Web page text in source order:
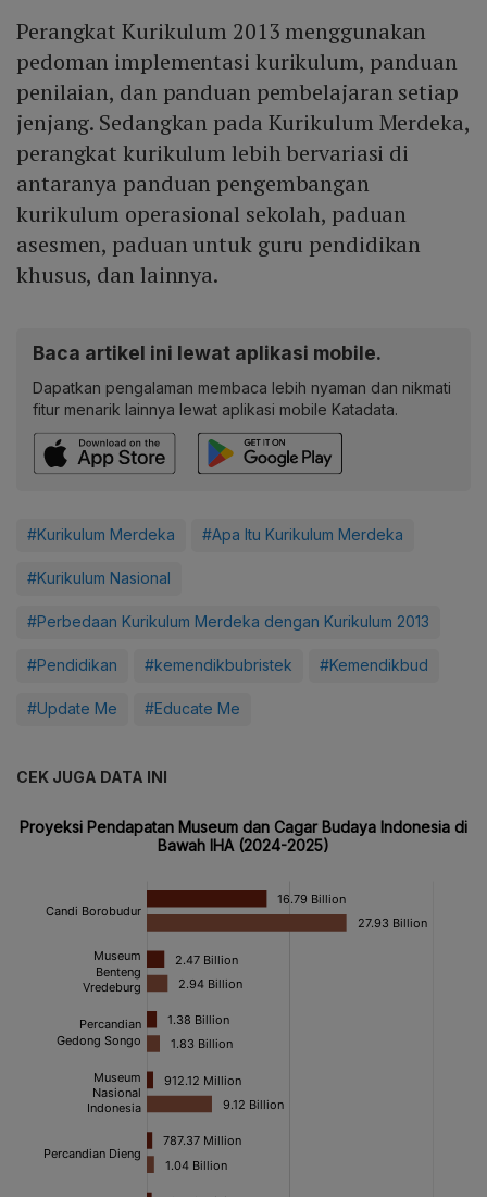
Perangkat Kurikulum 2013 menggunakan
pedoman implementasi kurikulum, panduan
penilaian, dan panduan pembelajaran setiap
jenjang. Sedangkan pada Kurikulum Merdeka,
perangkat kurikulum lebih bervariasi di
antaranya panduan pengembangan
kurikulum operasional sekolah, paduan
asesmen, paduan untuk guru pendidikan
khusus, dan lainnya.
Baca artikel ini lewat aplikasi mobile.
Dapatkan pengalaman membaca lebih nyaman dan nikmati
fitur menarik lainnya lewat aplikasi mobile Katadata.
#Kurikulum Merdeka #Apa Itu Kurikulum Merdeka
#Kurikulum Nasional
#Perbedaan Kurikulum Merdeka dengan Kurikulum 2013
#Pendidikan #kemendikbubristek #Kemendikbud
#Update Me #Educate Me
CEK JUGA DATA INI